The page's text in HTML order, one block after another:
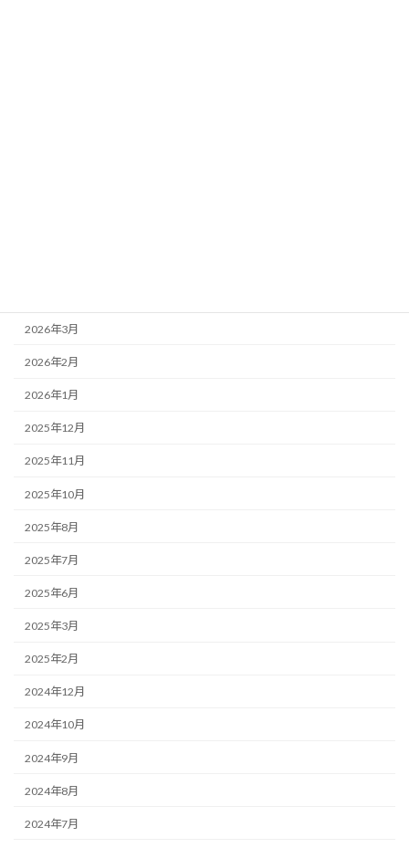
2026年3月
2026年2月
2026年1月
2025年12月
2025年11月
2025年10月
2025年8月
2025年7月
2025年6月
2025年3月
2025年2月
2024年12月
2024年10月
2024年9月
2024年8月
2024年7月